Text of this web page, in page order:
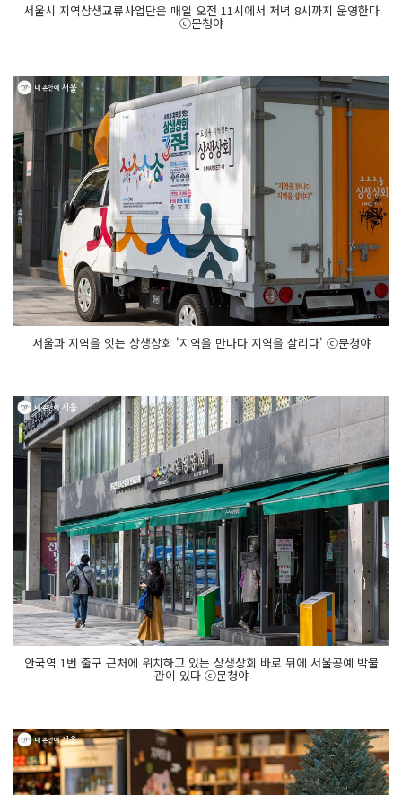
서울시 지역상생교류사업단은 매일 오전 11시에서 저녁 8시까지 운영한다
ⓒ문청야
서울과 지역을 잇는 상생상회 '지역을 만나다 지역을 살리다' ⓒ문청야
안국역 1번 출구 근처에 위치하고 있는 상생상회 바로 뒤에 서울공예 박물
관이 있다 ⓒ문청야